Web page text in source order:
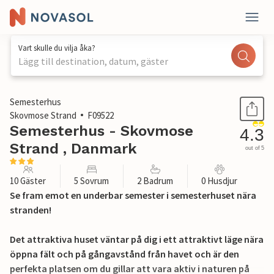
Vart skulle du vilja åka?
Lägg till destination, datum, gäster
1 / 20
Semesterhus
Skovmose Strand
F09522
Semesterhus - Skovmose
Strand , Danmark
4.3
out of 5
10 Gäster 5 Sovrum 2 Badrum 0 Husdjur
Se fram emot en underbar semester i semesterhuset nära
stranden!
Det attraktiva huset väntar på dig i ett attraktivt läge nära
öppna fält och på gångavstånd från havet och är den
perfekta platsen om du gillar att vara aktiv i naturen på